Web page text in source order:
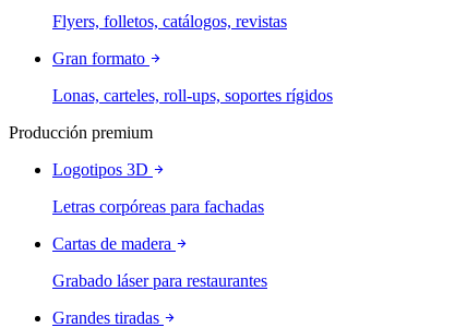
Flyers, folletos, catálogos, revistas
Gran formato
Lonas, carteles, roll-ups, soportes rígidos
Producción premium
Logotipos 3D
Letras corpóreas para fachadas
Cartas de madera
Grabado láser para restaurantes
Grandes tiradas